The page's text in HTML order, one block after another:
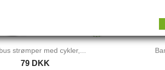
strømper med cykler,...
79 DKK